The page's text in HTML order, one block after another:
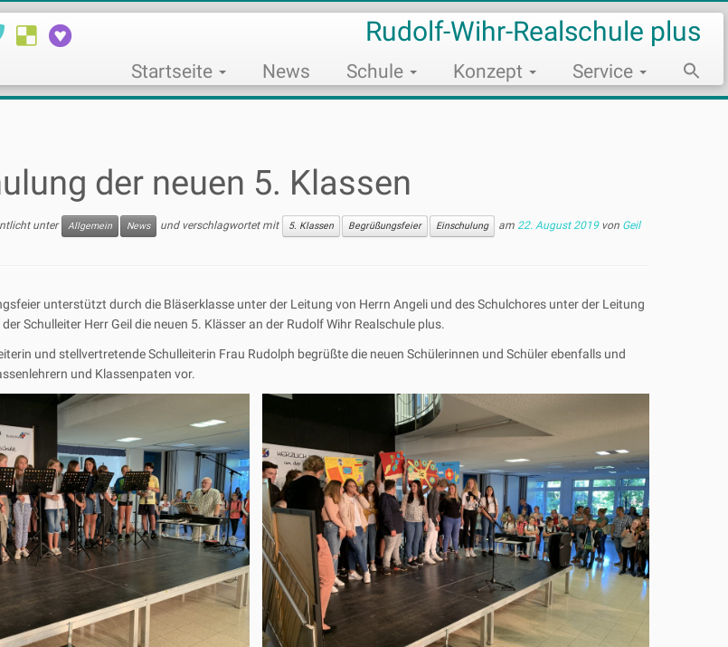
Rudolf-Wihr-Realschule plus
Startseite News Schule Konzept Service
for:
Search
der neuen 5. Klassen
unter Allgemein News und verschlagwortet mit 5. Klassen Begrüßungsfeier Einschulung am 22. August 2019 von Geil
unterstützt durch die Bläserklasse unter der Leitung von Herrn Angeli und des Schulchores unter der Leitung
Schulleiter Herr Geil die neuen 5. Klässer an der Rudolf Wihr Realschule plus.
und stellvertretende Schulleiterin Frau Rudolph begrüßte die neuen Schülerinnen und Schüler ebenfalls und
und Klassenpaten vor.